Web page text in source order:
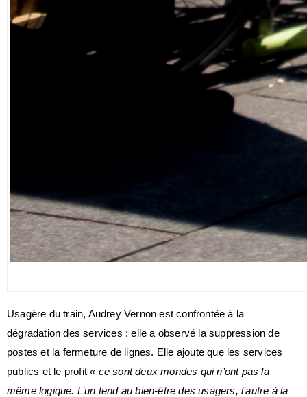
Usagère du train, Audrey Vernon est confrontée à la
dégradation des services : elle a observé la suppression de
postes et la fermeture de lignes. Elle ajoute que les services
publics et le profit« ce sont deux mondes qui n’ont pas la
même logique. L’un tend au bien-être des usagers, l’autre à la